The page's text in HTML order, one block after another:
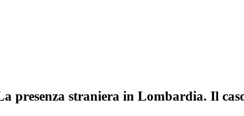
presenza straniera in Lombardia. Il